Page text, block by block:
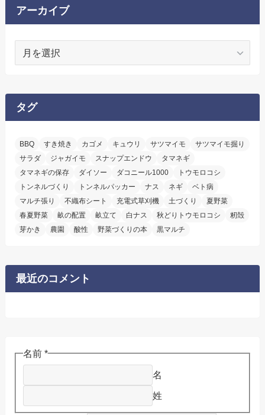
ー
アーカイブ
ブ
タグ
BBQ すき焼き カゴメ キュウリ サツマイモ
サツマイモ掘り
サラダ
ジャガイモ スナップエンドウ
タマネギ
タマネギの保存
ダイソー ダコニール1000
トウモロコシ
トンネルづくり
トンネルパッカー ナス ネギ
ベト病
マルチ張り
不織布シート 充電式草刈機 土づくり
夏野菜
春夏野菜
畝の配置 畝立て 白ナス 秋どりトウモロコシ
籾殻
芽かき
農園 酸性 野菜づくりの本 黒マルチ
最近のコメント
名前*
名
姓